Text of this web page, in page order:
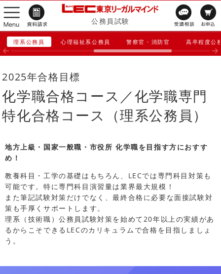
公務員試験
理系公務員 心理福祉系公務員 警察官・消防官 高卒程度公
2025年合格目標
化学職合格コース／化学職専門
特化合格コース（理系公務員）
地方上級・国家一般職・市役所 化学職を目指す方におすす
め！
教養科目・工学の基礎はもちろん、LECでは専門科目対策も
可能です。特に専門科目演習量は業界最大規模！
また筆記試験対策だけでなく、最終合格に必要な面接試験対
策も手厚くサポートします。
理系（技術職）公務員試験対策を始めて20年以上の実績があ
るからこそできるLECのカリキュラムで合格を目指しましょ
う。